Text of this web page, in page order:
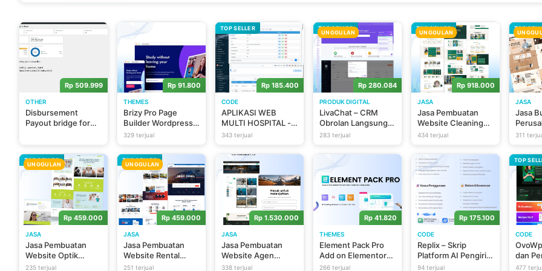
Rp 509.999
OTHER
Disbursement
Payout bridge for
Rp 91.800
THEMES
Brizy Pro Page
Builder Wordpress
Plugin Terbaik
Domain
329 terjual
TOP SELLER
Rp 185.400
CODE
APLIKASI WEB
MULTI HOSPITAL -
HOSPITAL
SYSTEM (SAAS) +
MOBILE APPS + AI
ASSISTANT
343 terjual
UNGGULAN
TOP SELLER
Rp 280.084
PRODUK DIGITAL
LivaChat – CRM
Obrolan Langsung
Real-Time untuk
Penjualan &
Dukungan
283 terjual
UNGGULAN
TOP SELLER
Rp 918.000
JASA
Jasa Pembuatan
Website Cleaning
Service Profesional
434 terjual
TOP
JASA
Jasa
Dan
311
UNGGULAN
TOP SELLER
Rp 459.000
JASA
Jasa Pembuatan
Website Optik
Kacamata
235 terjual
UNGGULAN
TOP SELLER
Rp 459.000
JASA
Jasa Pembuatan
Website Rental
Mobil & Bus
251 terjual
Rp 1.530.000
JASA
Jasa Pembuatan
Website Agen
Perjalanan dan
338 terjual
Rp 41.820
THEMES
Element Pack Pro
Add on Elementor
Wordpress Plugin
266 terjual
Rp 175.100
CODE
Replix – Skrip
Platform AI Pengirim
Massal WhatsApp,
94 terjual
TOP
CODE
dan
477